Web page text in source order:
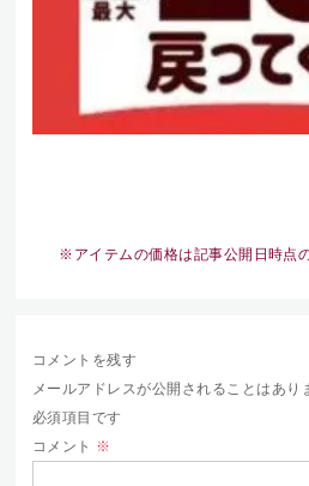
※アイテムの価格は記事公開日時点
コメントを残す
メールアドレスが公開されることはあり
必須項目です
コメント ※